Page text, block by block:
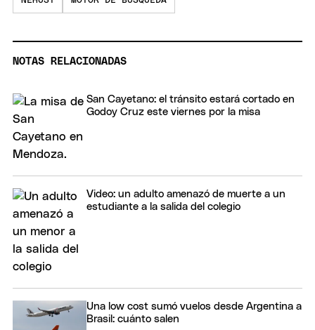
NOTAS RELACIONADAS
San Cayetano: el tránsito estará cortado en
Godoy Cruz este viernes por la misa
Video: un adulto amenazó de muerte a un
estudiante a la salida del colegio
Una low cost sumó vuelos desde Argentina a
Brasil: cuánto salen